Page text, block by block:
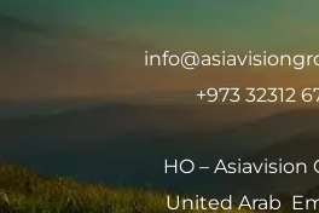
+973 32312
HO – Asiavision
United Arab